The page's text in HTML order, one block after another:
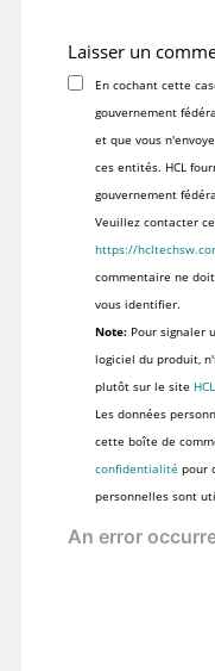
Laisser un
En cochant cette
gouvernement
et que vous
ces entités. HCL
gouvernement
Veuillez contacter
https://
commentaire ne
vous identifier.
Note:Pour signaler
logiciel du produit,
plutôt sur le site
Les données
cette boîte de
confidentialité pour
personnelles sont